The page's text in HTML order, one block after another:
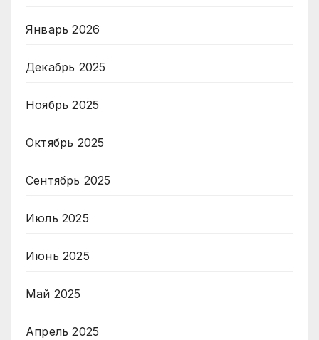
Январь 2026
Декабрь 2025
Ноябрь 2025
Октябрь 2025
Сентябрь 2025
Июль 2025
Июнь 2025
Май 2025
Апрель 2025